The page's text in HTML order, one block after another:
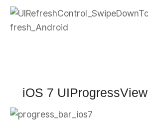
iOS 7 UIProgressView